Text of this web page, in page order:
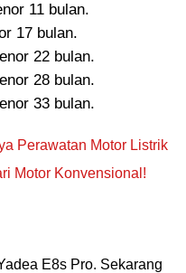
11 bulan.
17 bulan.
22 bulan.
28 bulan.
33 bulan.
Perawatan Motor Listrik
Motor Konvensional!
E8s Pro. Sekarang